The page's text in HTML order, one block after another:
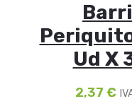
Ud X
2,37 €